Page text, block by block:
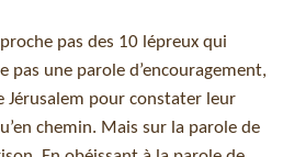
pas des 10 lépreux qui
une parole d’encouragement,
Jérusalem pour constater leur
chemin. Mais sur la parole de